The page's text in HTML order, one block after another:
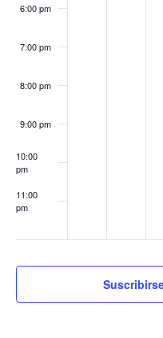
6:00 pm
7:00 pm
8:00 pm
9:00 pm
10:00
pm
11:00
pm